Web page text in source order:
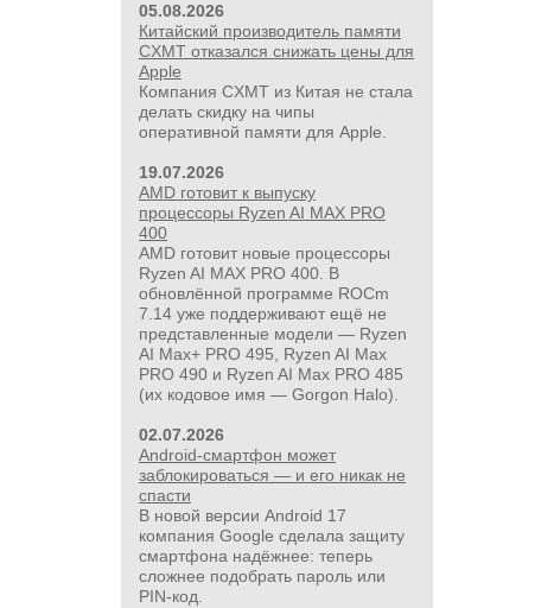
УШМ болгарка Milwaukee M18
FUEL 2888-20 125 мм, красный
05.08.2026
Китайский производитель памяти
CXMT отказался снижать цены для
Apple
Компания CXMT из Китая не стала
делать скидку на чипы
оперативной памяти для Apple.
19.07.2026
AMD готовит к выпуску
процессоры Ryzen AI MAX PRO
400
AMD готовит новые процессоры
Ryzen AI MAX PRO 400. В
обновлённой программе ROCm
7.14 уже поддерживают ещё не
представленные модели — Ryzen
AI Max+ PRO 495, Ryzen AI Max
PRO 490 и Ryzen AI Max PRO 485
(их кодовое имя — Gorgon Halo).
02.07.2026
Android-смартфон может
заблокироваться — и его никак не
спасти
В новой версии Android 17
компания Google сделала защиту
смартфона надёжнее: теперь
сложнее подобрать пароль или
PIN‑код.